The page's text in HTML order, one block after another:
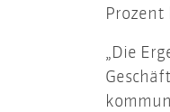
Prozent
„Die